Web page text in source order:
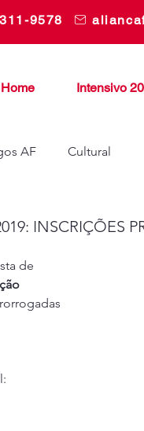
9578
Home Intensivo
AF Cultural
INSCRIÇÕES
de